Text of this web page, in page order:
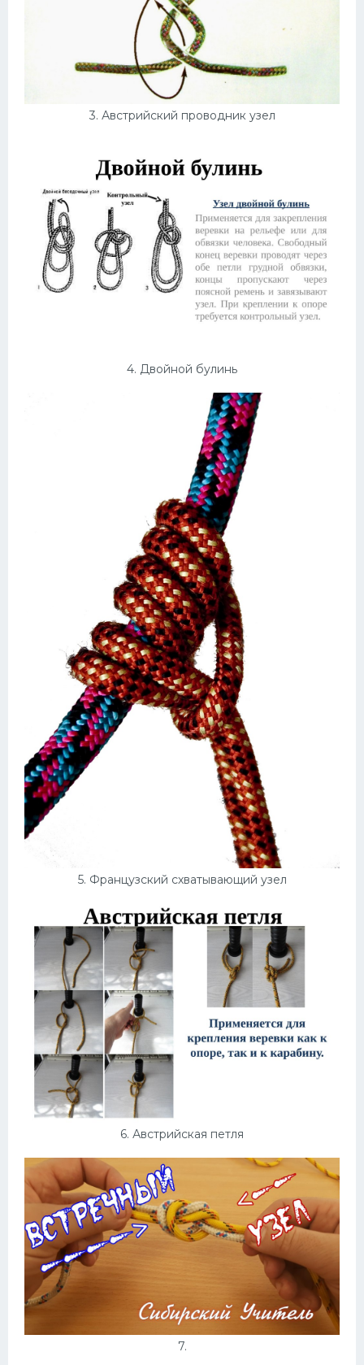
3. Австрийский проводник узел
4. Двойной булинь
5. Французский схватывающий узел
6. Австрийская петля
7.